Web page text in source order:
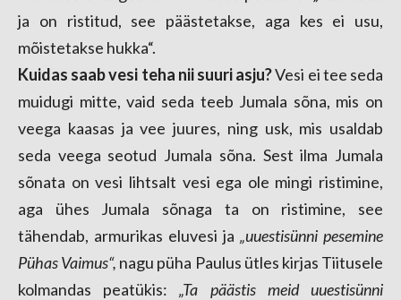
ja on ristitud, see päästetakse, aga kes ei usu,
mõistetakse hukka“.
Kuidas saab vesi teha nii suuri asju?Vesi ei tee seda
muidugi mitte, vaid seda teeb Jumala sõna, mis on
veega kaasas ja vee juures, ning usk, mis usaldab
seda veega seotud Jumala sõna. Sest ilma Jumala
sõnata on vesi lihtsalt vesi ega ole mingi ristimine,
aga ühes Jumala sõnaga ta on ristimine, see
tähendab, armurikas eluvesi ja „uuestisünni pesemine
Pühas Vaimus“, nagu püha Paulus ütles kirjas Tiitusele
kolmandas peatükis:„Ta päästis meid uuestisünni